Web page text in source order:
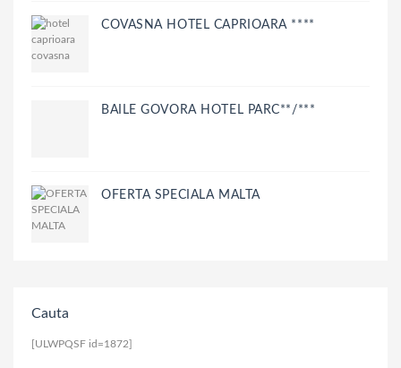
COVASNA HOTEL CAPRIOARA ****
BAILE GOVORA HOTEL PARC**/***
OFERTA SPECIALA MALTA
Cauta
[ULWPQSF id=1872]